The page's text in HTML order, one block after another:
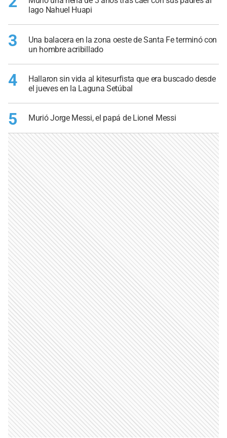
lago Nahuel Huapi
3
Una balacera en la zona oeste de Santa Fe terminó con
un hombre acribillado
4
Hallaron sin vida al kitesurfista que era buscado desde
el jueves en la Laguna Setúbal
5 Murió Jorge Messi, el papá de Lionel Messi